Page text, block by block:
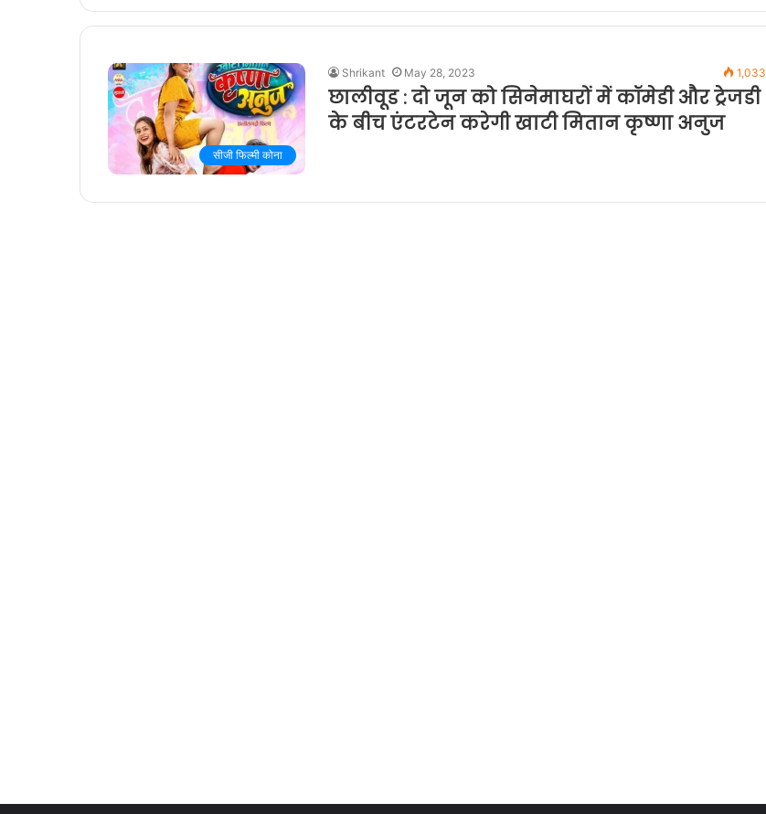
सीजी फिल्मी कोना
Shrikant May 28, 2023 1,033
छालीवूड : दो जून को सिनेमाघरों में कॉमेडी और ट्रेजडी
के बीच एंटरटेन करेगी खाटी मितान कृष्णा अनुज